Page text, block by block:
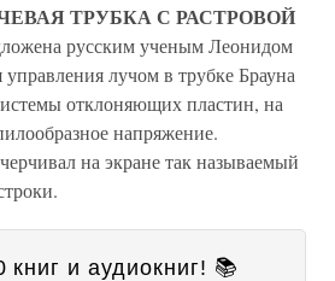
ТРУБКА С РАСТРОВОЙ
русским ученым Леонидом
лучом в трубке Брауна
отклоняющих пластин, на
напряжение.
на экране так называемый
и аудиокниг! 📚